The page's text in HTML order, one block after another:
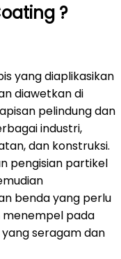
?
yang diaplikasikan
diawetkan di
pelindung dan
industri,
dan konstruksi.
pengisian partikel
benda yang perlu
menempel pada
seragam dan